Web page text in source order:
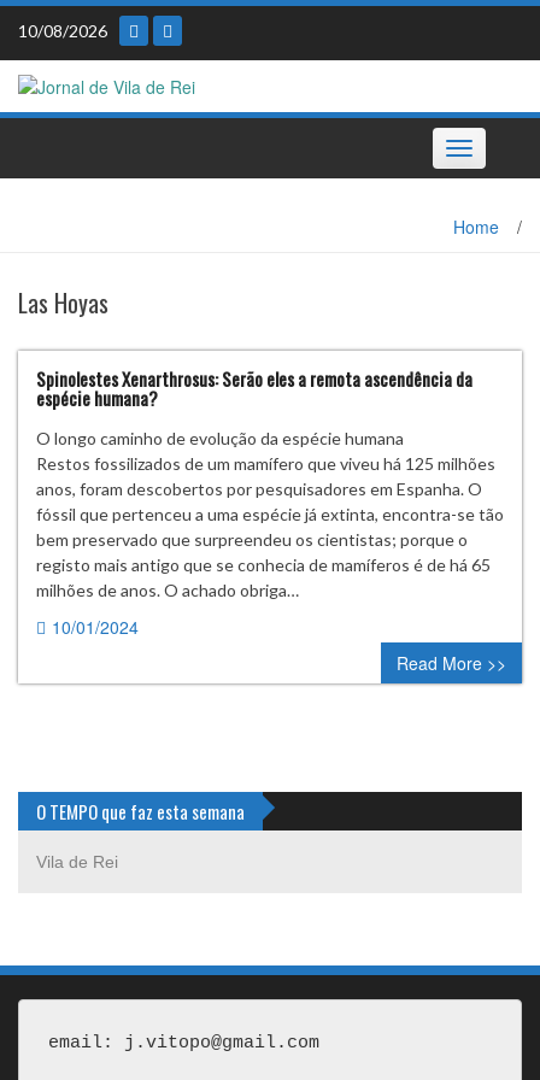
Skip
content
10/08/2026
Toggle
navigation
Home /
Las Hoyas
Spinolestes Xenarthrosus: Serão eles a remota ascendência da
espécie humana?
O longo caminho de evolução da espécie humana
Restos fossilizados de um mamífero que viveu há 125 milhões
anos, foram descobertos por pesquisadores em Espanha. O
fóssil que pertenceu a uma espécie já extinta, encontra-se tão
bem preservado que surpreendeu os cientistas; porque o
registo mais antigo que se conhecia de mamíferos é de há 65
milhões de anos. O achado obriga…
10/01/2024
0 comment
Read More >>
O TEMPO que faz esta semana
Vila de Rei
email: j.vitopo@gmail.com